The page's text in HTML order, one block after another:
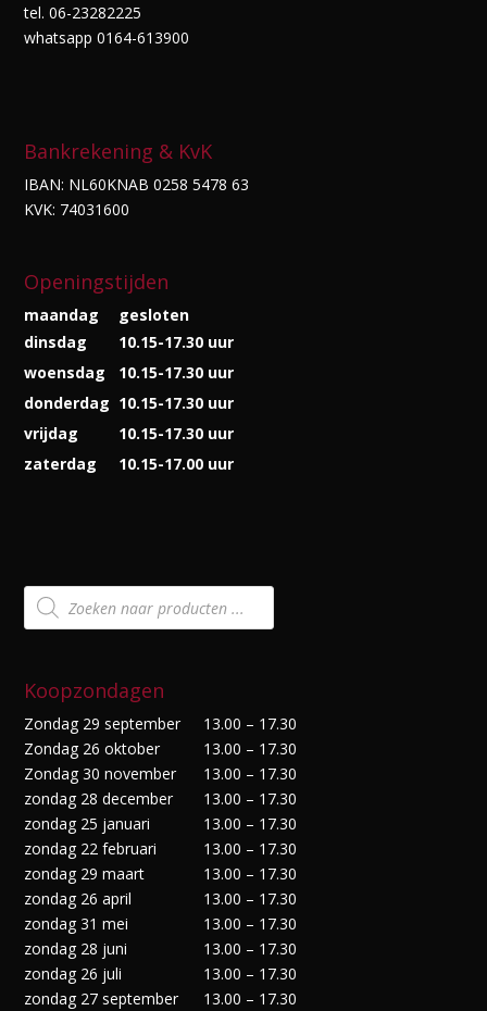
tel. 06-23282225
whatsapp 0164-613900
Bankrekening & KvK
IBAN: NL60KNAB 0258 5478 63
KVK: 74031600
Openingstijden
maandag
gesloten
dinsdag
10.15-17.30 uur
woensdag
10.15-17.30 uur
donderdag 10.15-17.30 uur
vrijdag
10.15-17.30 uur
zaterdag
10.15-17.00 uur
Producten
zoeken
Koopzondagen
Zondag 29 september
13.00 – 17.30
Zondag 26 oktober
13.00 – 17.30
Zondag 30 november
13.00 – 17.30
zondag 28 december
13.00 – 17.30
zondag 25 januari
13.00 – 17.30
zondag 22 februari
13.00 – 17.30
zondag 29 maart
13.00 – 17.30
zondag 26 april
13.00 – 17.30
zondag 31 mei
13.00 – 17.30
zondag 28 juni
13.00 – 17.30
zondag 26 juli
13.00 – 17.30
zondag 27 september
13.00 – 17.30